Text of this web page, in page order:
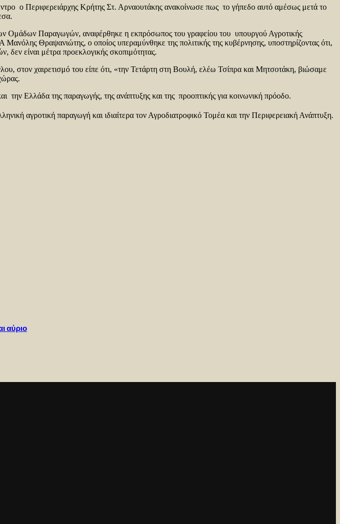
ο Περιφερειάρχης Κρήτης Στ. Αρναουτάκης ανακοίνωσε πως το γήπεδο αυτό αμέσως μετά το
Ομάδων Παραγωγών, αναφέρθηκε η εκπρόσωπος του γραφείου του υπουργού Αγροτικής
Θραψανιώτης, ο οποίος υπεραμύνθηκε της πολιτικής της κυβέρνησης, υποστηρίζοντας ότι,
δεν είναι μέτρα προεκλογικής σκοπιμότητας.
στον χαιρετισμό του είπε ότι, «την Τετάρτη στη Βουλή, ελέω Τσίπρα και Μητσοτάκη, βιώσαμε
Ελλάδα της παραγωγής, της ανάπτυξης και της προοπτικής για κοινωνική πρόοδο.
αγροτική παραγωγή και ιδιαίτερα τον Αγροδιατροφικό Τομέα και την Περιφερειακή Ανάπτυξη.
αύριο